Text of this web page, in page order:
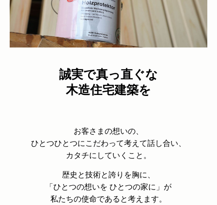
誠実で真っ直ぐな
木造住宅建築を
お客さまの想いの、
ひとつひとつにこだわって考えて話し合い、
カタチにしていくこと。
歴史と技術と誇りを胸に、
「ひとつの想いを ひとつの家に」が
私たちの使命であると考えます。